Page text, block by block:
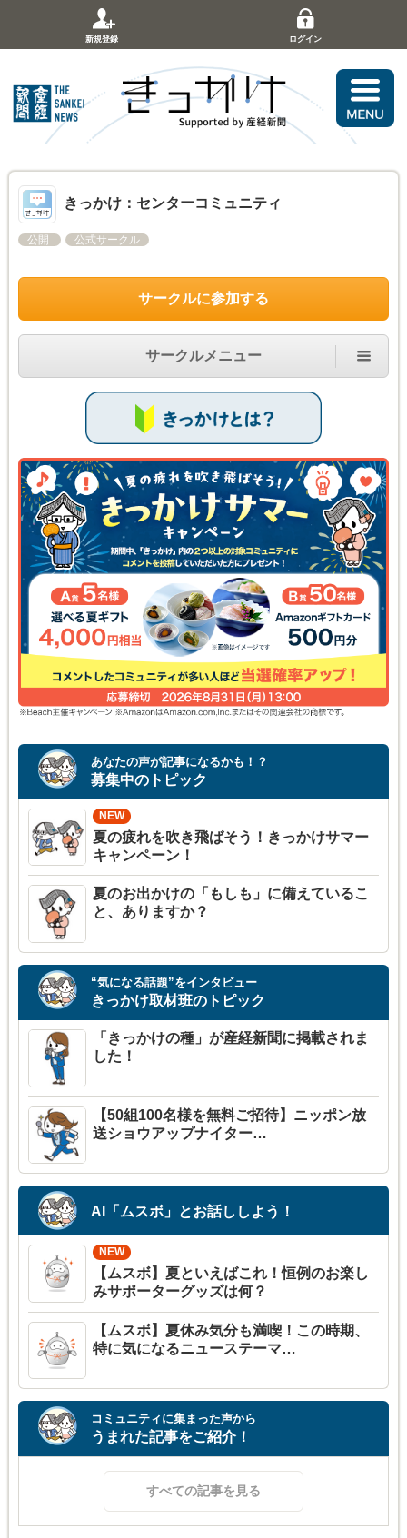
新規登録 ログイン
きっかけ：センターコミュニティ
公開 公式サークル
サークルに参加する
サークルメニュー
あなたの声が記事になるかも！？
募集中のトピック
夏の疲れを吹き飛ばそう！きっかけサマー
キャンペーン！
夏のお出かけの「もしも」に備えているこ
と、ありますか？
“気になる話題”をインタビュー
きっかけ取材班のトピック
「きっかけの種」が産経新聞に掲載されま
した！
【50組100名様を無料ご招待】ニッポン放
送ショウアップナイター…
AI「ムスボ」とお話ししよう！
【ムスボ】夏といえばこれ！恒例のお楽し
みサポーターグッズは何？
【ムスボ】夏休み気分も満喫！この時期、
特に気になるニューステーマ…
コミュニティに集まった声から
うまれた記事をご紹介！
すべての記事を見る